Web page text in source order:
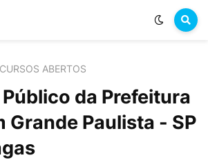
ABERTOS
da Prefeitura
Grande Paulista - SP